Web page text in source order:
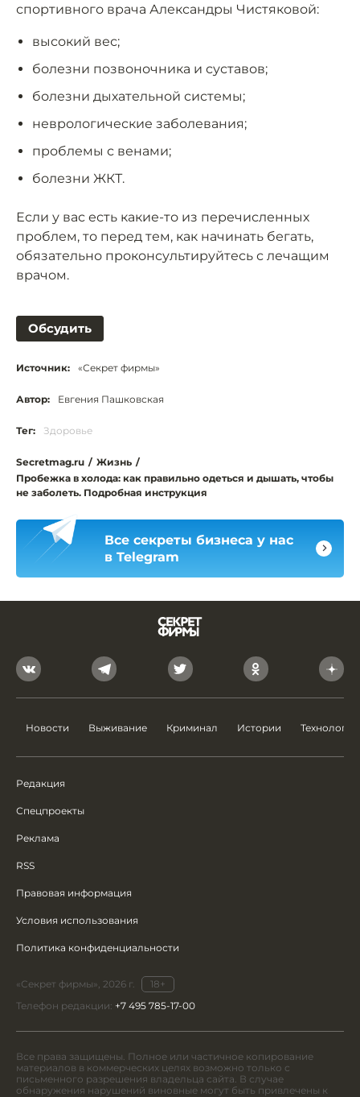
спортивного врача Александры Чистяковой:
высокий вес;
болезни позвоночника и суставов;
болезни дыхательной системы;
неврологические заболевания;
проблемы с венами;
болезни ЖКТ.
Если у вас есть какие-то из перечисленных
проблем, то перед тем, как начинать бегать,
обязательно проконсультируйтесь с лечащим
врачом.
Обсудить
Источник: «Секрет фирмы»
Автор: Евгения Пашковская
Тег: Здоровье
Secretmag.ru / Жизнь /
Пробежка в холода: как правильно одеться и дышать, чтобы
не заболеть. Подробная инструкция
Все секреты бизнеса у нас
в Telegram
Новости Выживание Криминал Истории Технологии
Редакция
Спецпроекты
Реклама
RSS
Правовая информация
Условия использования
Политика конфиденциальности
«Секрет фирмы», 2026 г.
18+
Телефон редакции: +7 495 785-17-00
Все права защищены. Полное или частичное копирование
материалов в коммерческих целях возможно только с
письменного разрешения владельца сайта. В случае
обнаружения нарушений виновные могут быть привлечены к